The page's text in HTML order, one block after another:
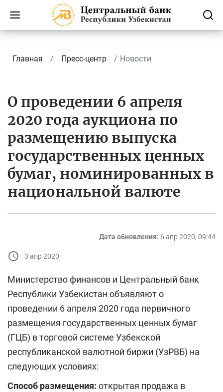
Главная Пресс-центр Новости
О проведении 6 апреля
2020 года аукциона по
размещению выпуска
государственных ценных
бумаг, номинированных в
национальной валюте
Дата обновления: 6 апр 2020, 09:44
3 апр 2020
Министерство финансов и Центральный банк
Республики Узбекистан объявляют о
проведении 6 апреля 2020 года первичного
размещения государственных ценных бумаг
(ГЦБ) в торговой системе Узбекской
республиканской валютной биржи (УзРВБ) на
следующих условиях:
Способ размещения: открытая продажа в